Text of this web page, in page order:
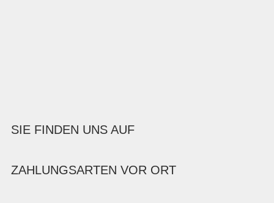
SIE FINDEN UNS AUF
ZAHLUNGSARTEN VOR ORT